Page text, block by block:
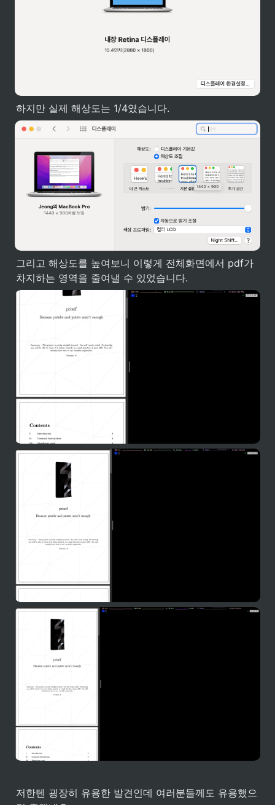
하지만 실제 해상도는 1/4였습니다.
그리고 해상도를 높여보니 이렇게 전체화면에서 pdf가
차지하는 영역을 줄여낼 수 있었습니다.
저한텐 굉장히 유용한 발견인데 여러분들께도 유용했으